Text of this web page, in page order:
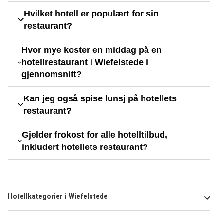
Hvilket hotell er populært for sin
restaurant?
Hvor mye koster en middag på en
hotellrestaurant i Wiefelstede i
gjennomsnitt?
Kan jeg også spise lunsj på hotellets
restaurant?
Gjelder frokost for alle hotelltilbud,
inkludert hotellets restaurant?
Hotellkategorier i Wiefelstede